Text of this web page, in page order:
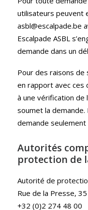
utilisateurs peuvent
asbl@escalpade.be
Escalpade ASBL
demande dans un
Pour des raisons de
en rapport avec ces
à une vérification de
soumet la demande.
demande
Autorités
protection de
Autorité de
Rue de la Presse,
+32 (0)2 274 48 00